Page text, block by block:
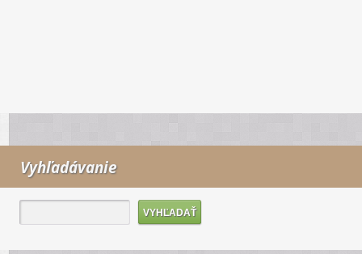
Vyhľadávanie